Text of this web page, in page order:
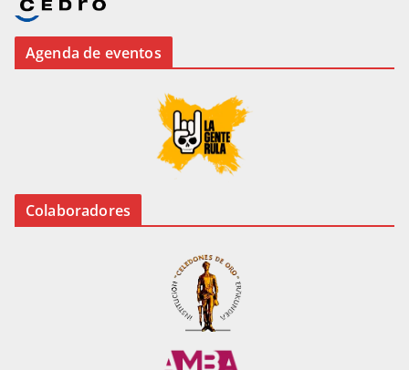
Agenda de eventos
Colaboradores